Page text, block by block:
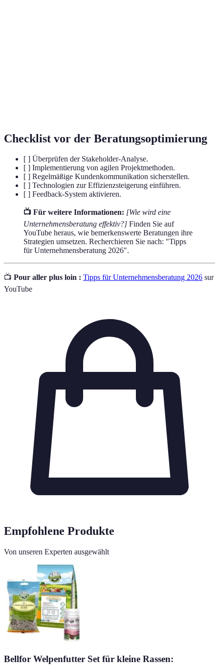
Checklist vor der Beratungsoptimierung
[ ] Überprüfen der Stakeholder-Analyse.
[ ] Implementierung von agilen Projektmethoden.
[ ] Regelmäßige Kundenkommunikation sicherstellen.
[ ] Technologien zur Effizienzsteigerung einführen.
[ ] Feedback-System aktivieren.
📺 Für weitere Informationen: [Wie wird eine
Unternehmensberatung effektiv?] Finden Sie auf
YouTube heraus, wie bemerkenswerte Beratungen ihre
Strategien umsetzen. Recherchieren Sie nach: "Tipps
für Unternehmensberatung 2026".
📺 Pour aller plus loin : Tipps für Unternehmensberatung 2026 sur
YouTube
Empfohlene Produkte
Von unseren Experten ausgewählt
Bellfor Welpenfutter Set für kleine Rassen: